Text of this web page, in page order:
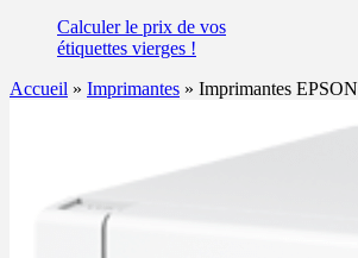
Calculerle prix de vos
étiquettes vierges !
Accueil » Imprimantes » Imprimantes EPSON